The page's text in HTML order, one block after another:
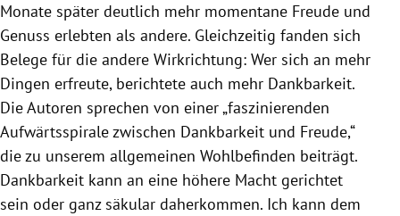
Monate später deutlich mehr momentane Freude und
Genuss erlebten als andere. Gleichzeitig fanden sich
Belege für die andere Wirkrichtung: Wer sich an mehr
Dingen erfreute, berichtete auch mehr Dankbarkeit.
Die Autoren sprechen von einer „faszinierenden
Aufwärtsspirale zwischen Dankbarkeit und Freude,“
die zu unserem allgemeinen Wohlbefinden beiträgt.
Dankbarkeit kann an eine höhere Macht gerichtet
sein oder ganz säkular daherkommen. Ich kann dem